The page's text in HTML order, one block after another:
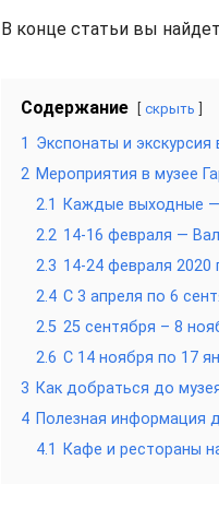
В конце статьи вы
Содержание скрыть
1 Экспонаты и экскурсия
2 Мероприятия в музее
2.1 Каждые выходные —
2.2 14-16 февраля —
2.3 14-24 февраля
2.4 С 3 апреля по 6
2.5 25 сентября – 8
2.6 С 14 ноября по 17
3 Как добраться до
4 Полезная информация
4.1 Кафе и рестораны